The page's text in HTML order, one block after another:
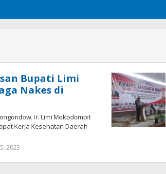
Bupati Limi
Nakes di
Ir. Limi Mokodompit
Kerja Kesehatan Daerah
2023